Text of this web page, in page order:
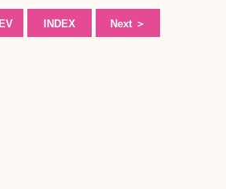
INDEX Next ＞